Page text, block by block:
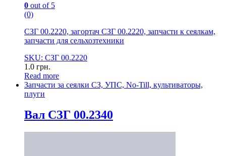
0 out of 5
(0)
СЗГ 00.2220, загортач СЗГ 00.2220, запчасти к сеялкам,
запчасти для сельхозтехники
SKU: СЗГ 00.2220
1.0 грн.
Read more
Запчасти за сеялки СЗ, УПС, No-Till, культиваторы,
плуги
Вал СЗГ 00.2340